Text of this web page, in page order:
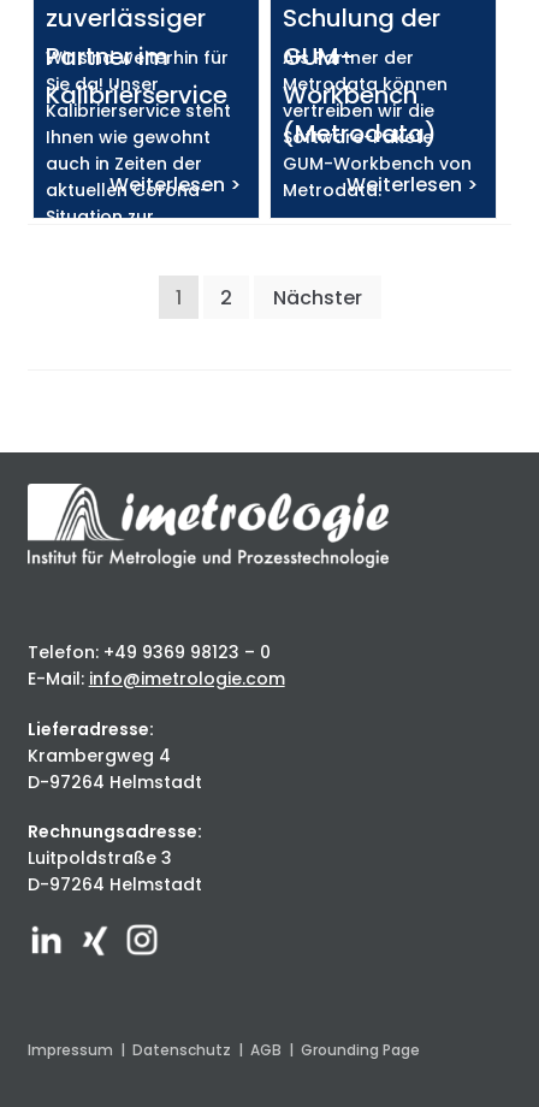
zuverlässiger
Partner im
Kalibrierservice
Wir sind weiterhin für
Sie da! Unser
Kalibrierservice steht
Ihnen wie gewohnt
auch in Zeiten der
aktuellen Corona-
Situation zur
Weiterlesen >
Schulung der
GUM-
Workbench
(Metrodata)
Als Partner der
Metrodata können
vertreiben wir die
Software-Pakete
GUM-Workbench von
Metrodata.Weiterlesen >
Seitennummerierung
1 2 Nächster
Telefon: +49 9369 98123 – 0
E-Mail: info@imetrologie.com
Lieferadresse:
Krambergweg 4
D-97264 Helmstadt
Rechnungsadresse:
Luitpoldstraße 3
D-97264 Helmstadt
Impressum | Datenschutz | AGB | Grounding Page